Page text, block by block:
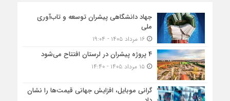
جهاد دانشگاهی پیشران توسعه و تاب‌آوری
ملی
۱۶ مرداد ۱۴۰۵ - ۱۹:۰۴
۴ پروژه پیشران در لرستان افتتاح می‌شود
۱۵ مرداد ۱۴۰۵ - ۱۴:۴۰
گرانی موبایل، افزایش جهانی قیمت‌ها را نشان